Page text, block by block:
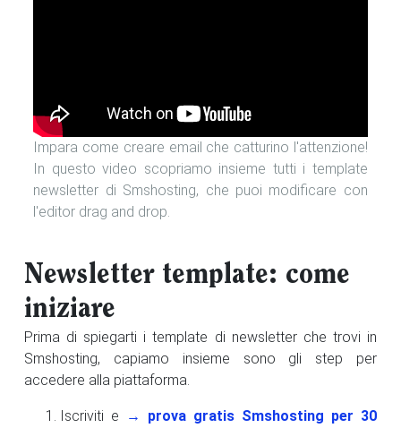
Impara come creare email che catturino l'attenzione!
In questo video scopriamo insieme tutti i template
newsletter di Smshosting, che puoi modificare con
l'editor drag and drop.
Newsletter template: come
iniziare
Prima di spiegarti i template di newsletter che trovi in
Smshosting, capiamo insieme sono gli step per
accedere alla piattaforma.
Iscriviti e
→ prova gratis Smshosting per 30